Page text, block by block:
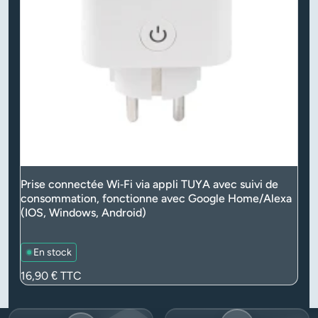
Prise connectée Wi‑Fi via appli TUYA avec suivi de
consommation, fonctionne avec Google Home/Alexa
(IOS, Windows, Android)
En stock
Prix
16,90 € TTC